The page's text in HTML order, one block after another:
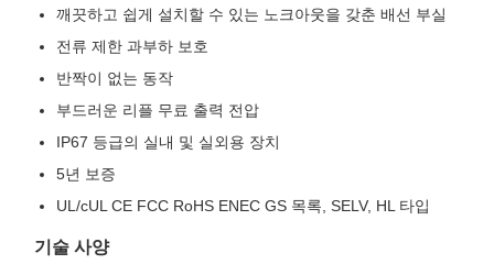
깨끗하고 쉽게 설치할 수 있는 노크아웃을 갖춘 배선 부실
전류 제한 과부하 보호
반짝이 없는 동작
부드러운 리플 무료 출력 전압
IP67 등급의 실내 및 실외용 장치
5년 보증
UL/cUL CE FCC RoHS ENEC GS 목록, SELV, HL 타입
기술 사양